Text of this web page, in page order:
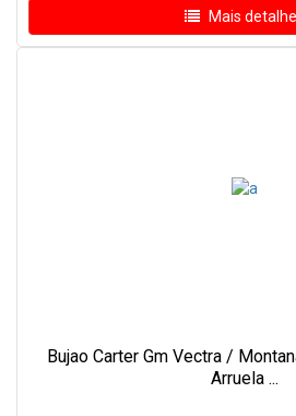
Mais
Bujao Carter Gm Vectra /
Arruela ...